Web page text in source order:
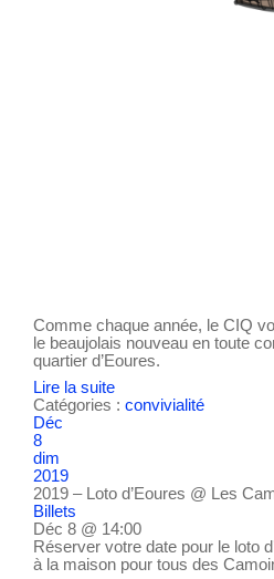
Comme chaque année, le CIQ
le beaujolais nouveau en toute
quartier d’Eoures.
Lire la suite
Catégories : convivialité
Déc
8
dim
2019
2019 – Loto d’Eoures @ Les
Billets
Déc 8 @ 14:00
Réserver votre date pour le loto
à la maison pour tous des